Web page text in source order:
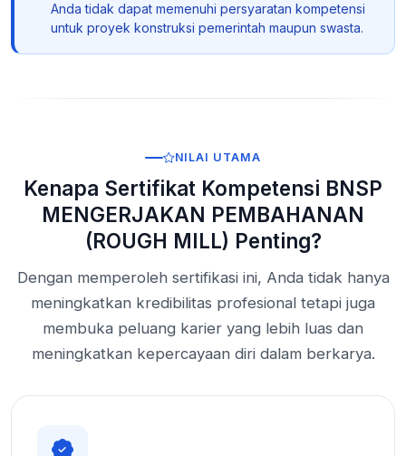
Anda tidak dapat memenuhi persyaratan kompetensi
untuk proyek konstruksi pemerintah maupun swasta.
NILAI UTAMA
Kenapa Sertifikat Kompetensi BNSP
MENGERJAKAN PEMBAHANAN
(ROUGH MILL) Penting?
Dengan memperoleh sertifikasi ini, Anda tidak hanya
meningkatkan kredibilitas profesional tetapi juga
membuka peluang karier yang lebih luas dan
meningkatkan kepercayaan diri dalam berkarya.